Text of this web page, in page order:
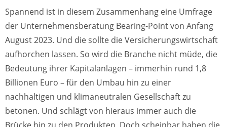
Spannend ist in diesem Zusammenhang eine Umfrage
der Unternehmensberatung Bearing-Point von Anfang
August 2023. Und die sollte die Versicherungswirtschaft
aufhorchen lassen. So wird die Branche nicht müde, die
Bedeutung ihrer Kapitalanlagen – immerhin rund 1,8
Billionen Euro – für den Umbau hin zu einer
nachhaltigen und klimaneutralen Gesellschaft zu
betonen. Und schlägt von hieraus immer auch die